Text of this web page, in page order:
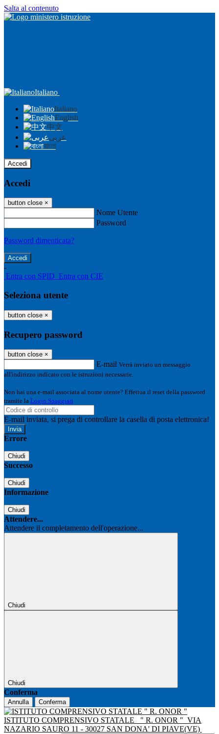
Salta al contenuto
Italiano
Italiano
English
中文
عربى
বাংলা
Accedi
Accedi
button close ×
Nome Utente
Password
Password dimenticata?
-
Entra con SPID Entra con CIE
Seleziona utente
button close ×
Recupero password
button close ×
E-mail Verrà inviato un messaggio
all'indirizzo indicato con le istruzioni necessarie.
Non hai una e-mail associata al nome utente? Effettua il reset della password
tramite la Login Spaggiari
E-mail inviata, si prega di controllare la casella di posta elettronica!
Errore
Chiudi
Successo
Chiudi
Informazione
Chiudi
Attendere...
Attendere il completamento dell'operazione...
Chiudi
Chiudi
Conferma
Annulla Conferma
ISTITUTO COMPRENSIVO STATALE " R. ONOR " VIA
NAZARIO SAURO 11 - 30027 SAN DONA' DI PIAVE(VE)